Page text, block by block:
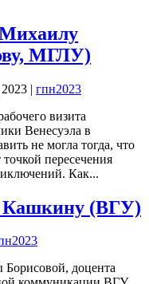
МГЛУ)
| гпн2023
визита
Венесуэла в
не могла тогда, что
точкой пересечения
Как...
Кашкину (ВГУ)
доцента